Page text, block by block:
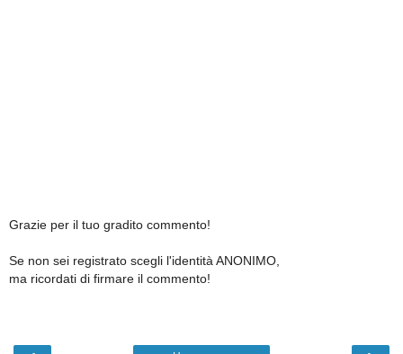
Grazie per il tuo gradito commento!
Se non sei registrato scegli l'identità ANONIMO,
ma ricordati di firmare il commento!